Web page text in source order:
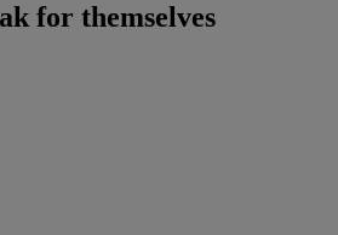
for themselves